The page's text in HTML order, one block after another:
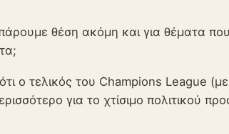
θέση ακόμη και για θέματα
ο τελικός του Champions League
για το χτίσιμο πολιτικού